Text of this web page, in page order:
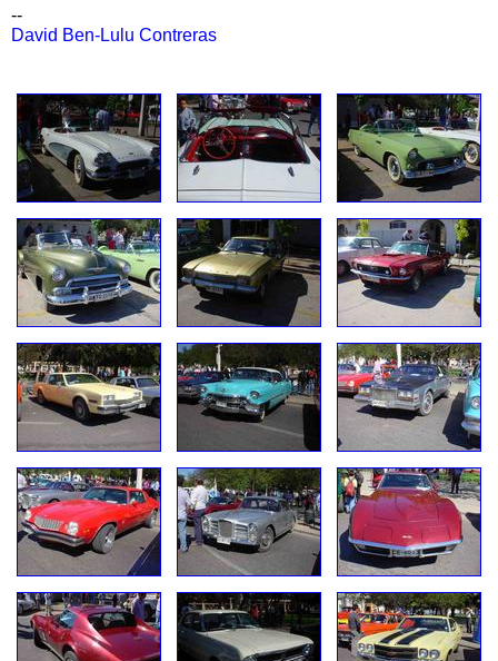
--
David Ben-Lulu Contreras